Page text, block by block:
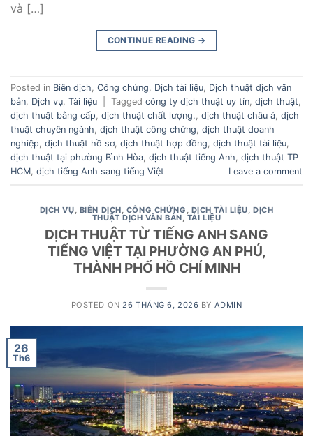
và […]
CONTINUE READING →
Posted in Biên dịch, Công chứng, Dịch tài liệu, Dịch thuật dịch văn
bản, Dịch vụ, Tài liệu Tagged công ty dịch thuật uy tín, dịch thuật,
dịch thuật bằng cấp, dịch thuật chất lượng., dịch thuật châu á, dịch
thuật chuyên ngành, dịch thuật công chứng, dịch thuật doanh
nghiệp, dịch thuật hồ sơ, dịch thuật hợp đồng, dịch thuật tài liệu,
dịch thuật tại phường Bình Hòa, dịch thuật tiếng Anh, dịch thuật TP
HCM, dịch tiếng Anh sang tiếng Việt Leave a comment
DỊCH VỤ, BIÊN DỊCH, CÔNG CHỨNG , DỊCH TÀI LIỆU,DỊCH
THUẬT DỊCH VĂN BẢN, TÀI LIỆU
DỊCH THUẬT TỪ TIẾNG ANH SANG
TIẾNG VIỆT TẠI PHƯỜNG AN PHÚ,
THÀNH PHỐ HỒ CHÍ MINH
POSTED ON 26 THÁNG 6, 2026 BY ADMIN
26
Th6